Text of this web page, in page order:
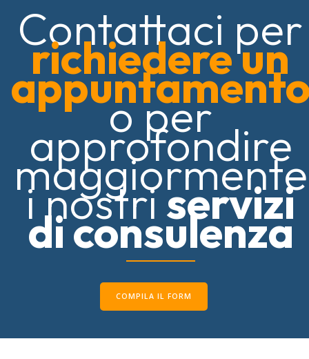
Contattaci per
richiedere un
o per
approfondire
maggiormente
i nostriservizi
di consulenza
COMPILA IL FORM